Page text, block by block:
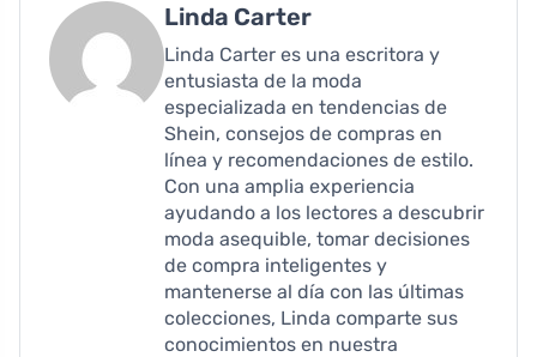
Linda Carter
Linda Carter es una escritora y
entusiasta de la moda
especializada en tendencias de
Shein, consejos de compras en
línea y recomendaciones de estilo.
Con una amplia experiencia
ayudando a los lectores a descubrir
moda asequible, tomar decisiones
de compra inteligentes y
mantenerse al día con las últimas
colecciones, Linda comparte sus
conocimientos en nuestra